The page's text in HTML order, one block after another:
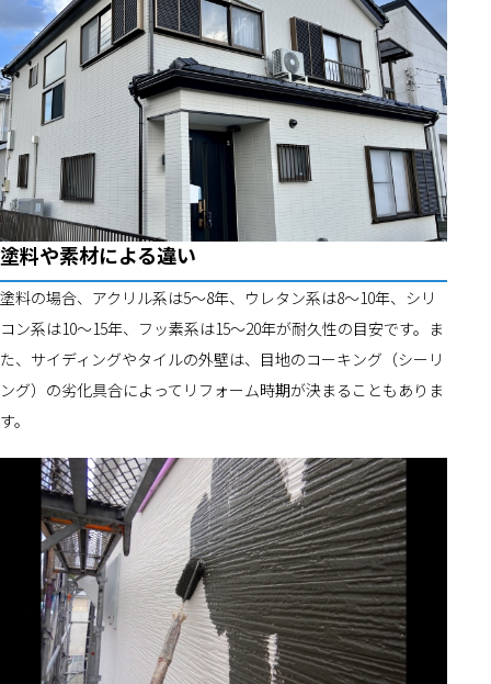
塗料や素材による違い
塗料の場合、アクリル系は5～8年、ウレタン系は8～10年、シリ
コン系は10～15年、フッ素系は15～20年が耐久性の目安です。ま
た、サイディングやタイルの外壁は、目地のコーキング（シーリ
ング）の劣化具合によってリフォーム時期が決まることもありま
す。